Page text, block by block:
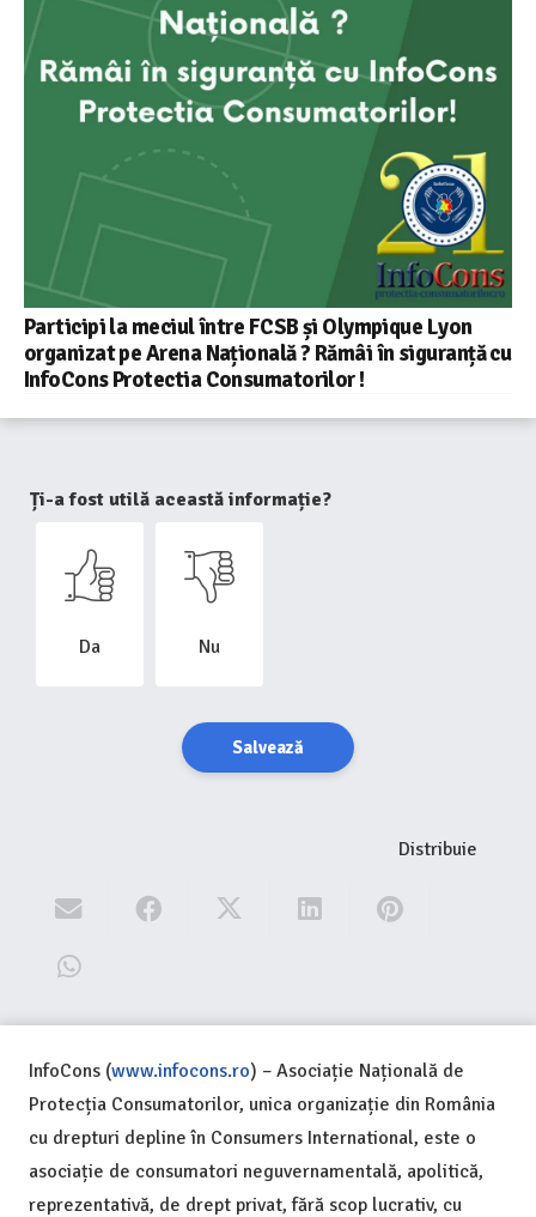
Participi la meciul între FCSB și Olympique Lyon
organizat pe Arena Națională ? Rămâi în siguranță cu
InfoCons Protectia Consumatorilor !
Ți-a fost utilă această informație?
Da Nu
Salvează
Distribuie
InfoCons (www.infocons.ro) – Asociație Națională de
Protecția Consumatorilor, unica organizație din România
cu drepturi depline în Consumers International, este o
asociație de consumatori neguvernamentală, apolitică,
reprezentativă, de drept privat, fără scop lucrativ, cu